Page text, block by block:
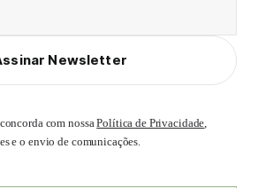
Newsletter
com nossaPolítica de Privacidade,
e o envio de comunicações.